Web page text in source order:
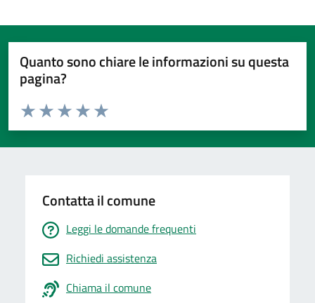
Quanto sono chiare le informazioni su questa
pagina?
Valuta da 1 a 5 stelle la pagina
Valuta 5 stelle su 5
Valuta 4 stelle su 5
Valuta 3 stelle su 5
Valuta 2 stelle su 5
Valuta 1 stelle su 5
Contatta il comune
Leggi le domande frequenti
Richiedi assistenza
Chiama il comune